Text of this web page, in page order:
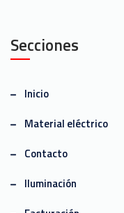
Secciones
Inicio
Material eléctrico
Contacto
Iluminación